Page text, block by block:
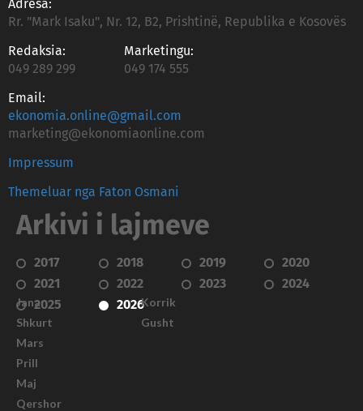
Adresa:
Rr. "Mark Isaku", Nr. 12, B2, Prishtinë, Republika e Kosovës
Redaksia:
049 289 299
Marketingu:
049 174 555
Email:
ekonomia.online@gmail.com
marketing@ekonomiaonline.com
Impressum
Themeluar nga Faton Osmani
Arkivi i lajmeve
2017 2018 2019
2020
2021
2022 2023
2024
2025
2026
Janar
Shkurt
Mars
Prill
Maj
Qershor
Korrik
Gusht